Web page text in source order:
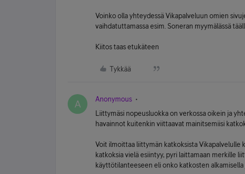
Voinko olla yhteydessä Vikapalveluun omien
vaihdatuttamassa esim. Soneran myymälässä
Kiitos taas etukäteen
Tykkää
A Anonymous
Liittymäsi nopeusluokka on verkossa oikein ja
havainnot kuitenkin viittaavat mainitsemiisi
Voit ilmoittaa liittymän katkoksista Vikapalvelulle
katkoksia vielä esiintyy, pyri laittamaan merkille
käyttötilanteeseen eli onko katkosten